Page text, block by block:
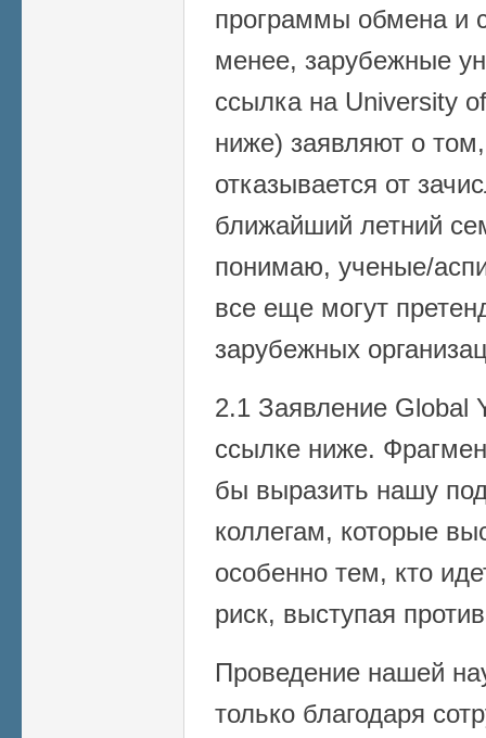
программы обмена и
менее, зарубежные
ссылка на University
ниже) заявляют о
отказывается от
ближайший летний
понимаю, ученые/
все еще могут
зарубежных
2.1 Заявление Global
ссылке ниже.
бы выразить нашу
коллегам, которые
особенно тем, кто
риск, выступая
Проведение нашей
только благодаря